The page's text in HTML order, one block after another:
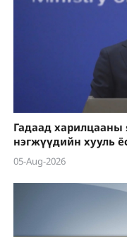
Гадаад харилцааны
нэгжүүдийн хууль
хамгаална
05-Aug-2026